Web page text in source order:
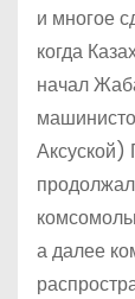
и многое
когда
начал
а далее